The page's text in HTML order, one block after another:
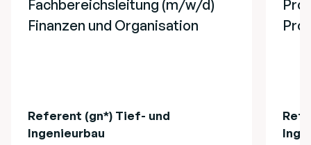
Fachbereichsleitung (m/w/d)
Finanzen und Organisation
Referent (gn*) Tief- und
Ingenieurbau